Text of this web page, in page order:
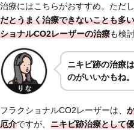
治療にはこちらがおすすめ。ただし
だとうまく治療できないことも多い
ショナルCO2レーザーの治療も検
ニキビ跡の治療
のがいいかもね。
フラクショナルCO2レーザーは、
厄介ですが、 ニキビ跡治療として